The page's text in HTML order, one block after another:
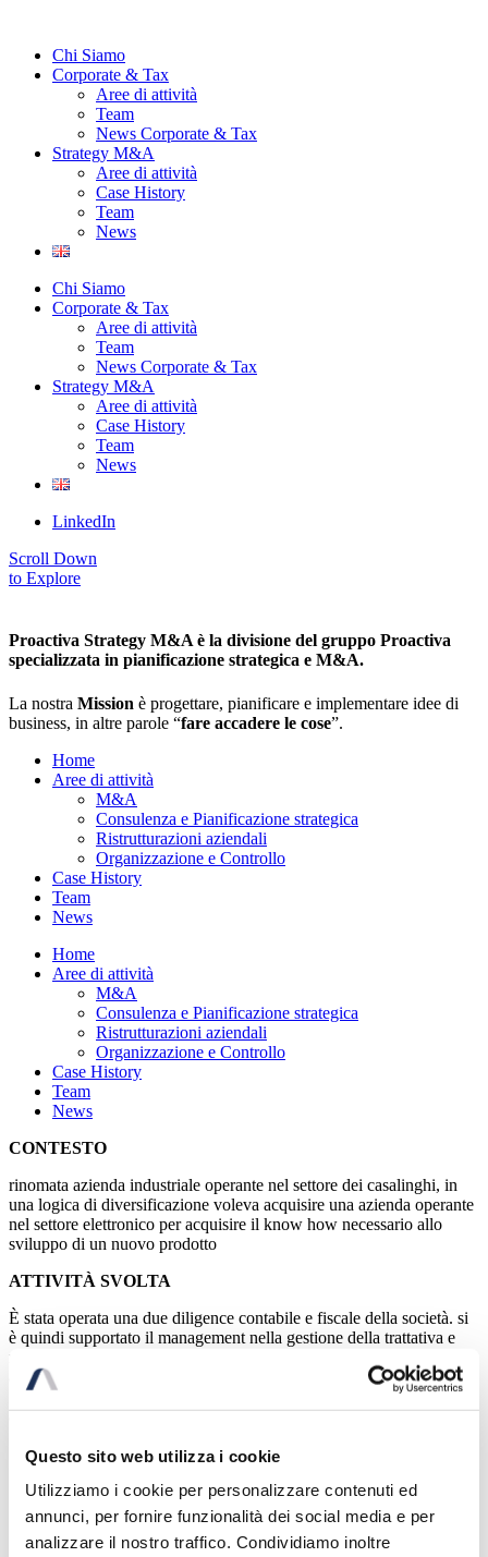
Questo sito web utilizza i cookie
Utilizziamo i cookie per personalizzare contenuti ed
annunci, per fornire funzionalità dei social media e per
analizzare il nostro traffico. Condividiamo inoltre
contenutoChi Siamo
Corporate & Tax
Aree di attività
Team
News Corporate & Tax
Strategy M&A
Aree di attività
Case History
Team
News
Chi Siamo
Corporate & Tax
Aree di attività
Team
News Corporate & Tax
Strategy M&A
Aree di attività
Case History
Team
News
LinkedIn
Scroll Down
to Explore
Proactiva Strategy M&A è la divisione del gruppo Proactiva
specializzata in pianificazione strategica e M&A.
La nostra Mission è progettare, pianificare e implementare idee di
business, in altre parole “fare accadere le cose”.
Home
Aree di attività
M&A
Consulenza e Pianificazione strategica
Ristrutturazioni aziendali
Organizzazione e Controllo
Case History
Team
News
Home
Aree di attività
M&A
Consulenza e Pianificazione strategica
Ristrutturazioni aziendali
Organizzazione e Controllo
Case History
Team
News
CONTESTO
rinomata azienda industriale operante nel settore dei casalinghi, in
una logica di diversificazione voleva acquisire una azienda operante
nel settore elettronico per acquisire il know how necessario allo
sviluppo di un nuovo prodotto
ATTIVITÀ SVOLTA
È stata operata una due diligence contabile e fiscale della società. si
è quindi supportato il management nella gestione della trattativa e
nella soluzione delle problematiche operative di post merger
acquisition
All
Merger & Acquisitions
Pianificazione Strategica
Organizzazione e Controllo
Ristrutturazione Aziendale